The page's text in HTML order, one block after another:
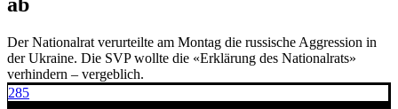
Der Nationalrat verurteilte am Montag die russische Aggression in
der Ukraine. Die SVP wollte die «Erklärung des Nationalrats»
verhindern – vergeblich.
285